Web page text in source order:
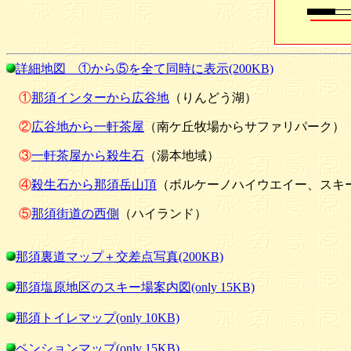
詳細地図 ①から⑤を全て同時に表示(200KB)
①那須インターから広谷地 （りんどう湖）
②広谷地から一軒茶屋 （南ケ丘牧場からサファリパーク）
③一軒茶屋から殺生石（湯本地域）
④殺生石から那須岳山頂 （ボルケーノハイウエイー、スキ
⑤那須街道の西側 （ハイランド）
那須裏道マップ＋交差点写真(200KB)
那須塩原地区のスキー場案内図(only 15KB)
那須トイレマップ(only 10KB)
ペンションマップ(only 15KB)